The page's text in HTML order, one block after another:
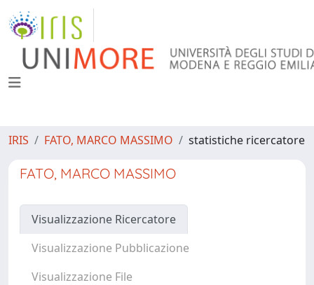
IRIS FATO, MARCO MASSIMO statistiche ricercatore
FATO, MARCO MASSIMO
Visualizzazione Ricercatore
Visualizzazione Pubblicazione
Visualizzazione File